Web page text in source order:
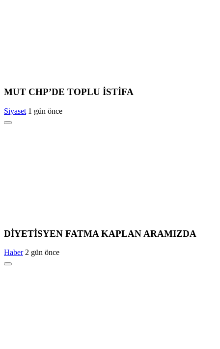
MUT CHP’DE TOPLU İSTİFA
Siyaset 1 gün önce
DİYETİSYEN FATMA KAPLAN ARAMIZDA
Haber 2 gün önce